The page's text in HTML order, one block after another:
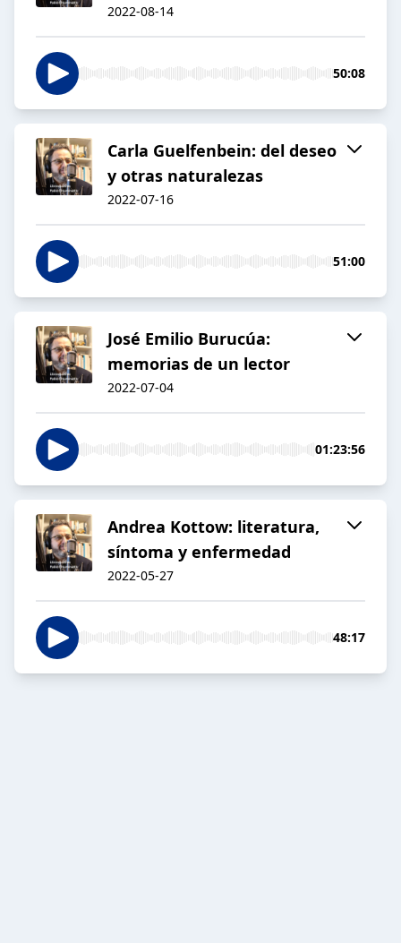
2022-08-14
50:08
Carla Guelfenbein: del deseo
y otras naturalezas
2022-07-16
51:00
José Emilio Burucúa:
memorias de un lector
2022-07-04
01:23:56
Andrea Kottow: literatura,
síntoma y enfermedad
2022-05-27
48:17